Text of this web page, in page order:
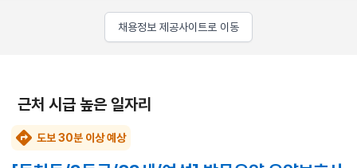
채용정보 제공사이트로 이동
근처 시급 높은 일자리
도보 30분 이상 예상